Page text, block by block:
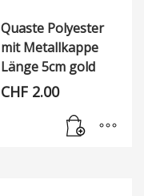
Quaste Polyester
mit Metallkappe
Länge 5cm gold
CHF 2.00